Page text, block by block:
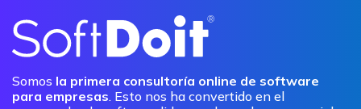
Somos la primera consultoría online de software
para empresas. Esto nos ha convertido en el